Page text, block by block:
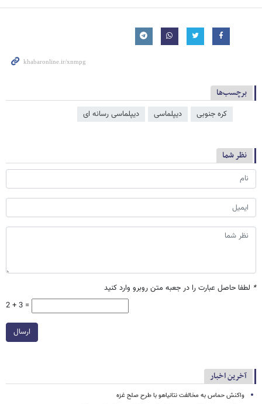
برچسب‌ها
کره جنوبی دیپلماسی دیپلماسی رسانه ای
نظر شما
* لطفا حاصل عبارت را در جعبه متن روبرو وارد کنید
2 + 3 =
ارسال
آخرین اخبار
واکنش حماس به مخالفت نتانیاهو با طرح صلح غزه